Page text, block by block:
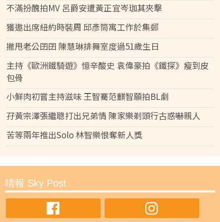
不滿扮醜拍MV 呂爵安遭黃正宜岑珈其夾擊
獲邀出席紐約時裝周 邱彥筒寓工作於集郵
撇甩老公囝囝 陳慧琳排舞室度過51歲生日
主持《歐洲鐵騎遊》憶辛酸史 袁偉豪拍《鐵探》瘦到皮
包骨
小鮮肉初嘗主持滋味 王智騫范麒智願拍BL劇
孖黃宗澤張繼聰打出兄弟情 陳家樂剃頭行古惑嚇親人
苦等兩年推出Solo 林智樂恨奪新人獎
晴報 Sky Post